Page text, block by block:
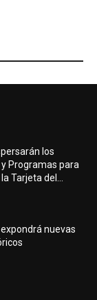
los
Programas para
Tarjeta del...
nuevas